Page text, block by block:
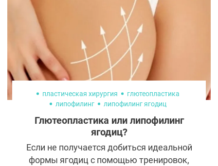
пластическая хирургия
глютеопластика
липофилинг
липофилинг ягодиц
Глютеопластика или липофилинг
ягодиц?
Если не получается добиться идеальной
формы ягодиц с помощью тренировок,